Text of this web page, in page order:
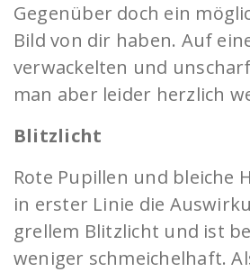
Gegenüber doch ein
Bild von dir haben. Auf
verwackelten und
man aber leider herzlich
Blitzlicht
Rote Pupillen und bleiche
in erster Linie die
grellem Blitzlicht und ist
weniger schmeichelhaft.